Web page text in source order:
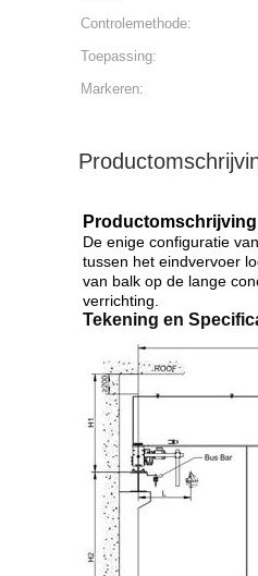
Controlemethode:
Toepassing:
Markeren:
Productomschrijving
De enige configuratie
tussen het eindvervoer
van balk op de lange
verrichting.
Tekening en